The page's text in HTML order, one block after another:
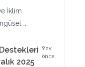
İklim
...
2025
9 ay
önce